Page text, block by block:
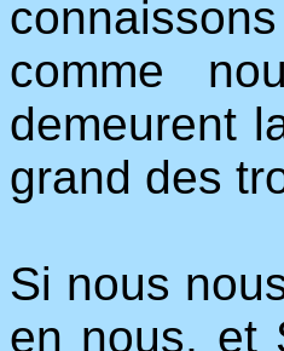
comme
demeurent
grand des
Si nous
en nous, et